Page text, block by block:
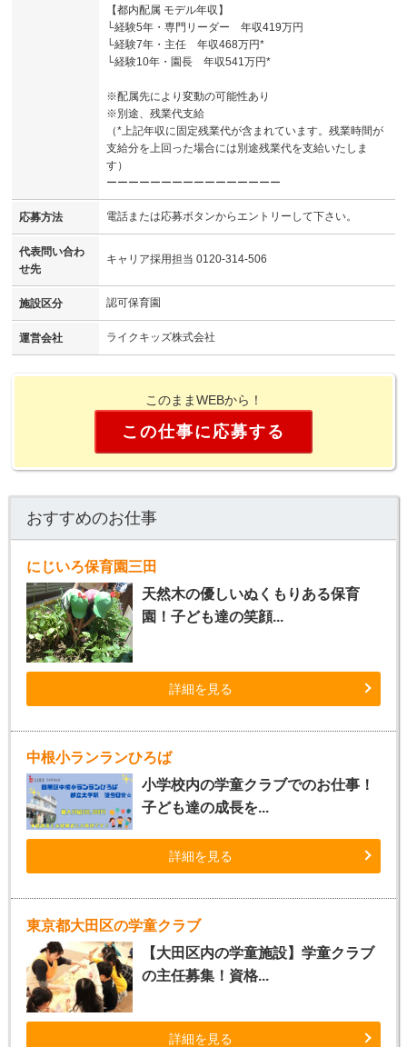
【都内配属 モデル年収】
└経験5年・専門リーダー 年収419万円
└経験7年・主任 年収468万円*
└経験10年・園長 年収541万円*
※配属先により変動の可能性あり
※別途、残業代支給
（*上記年収に固定残業代が含まれています。残業時間が
支給分を上回った場合には別途残業代を支給いたしま
す）
ーーーーーーーーーーーーーーーー
応募方法 電話または応募ボタンからエントリーして下さい。
代表問い合わ
せ先
キャリア採用担当 0120-314-506
施設区分 認可保育園
運営会社 ライクキッズ株式会社
このままWEBから！
この仕事に応募する
おすすめのお仕事
にじいろ保育園三田
天然木の優しいぬくもりある保育
園！子ども達の笑顔...
詳細を見る
中根小ランランひろば
小学校内の学童クラブでのお仕事！
子ども達の成長を...
詳細を見る
東京都大田区の学童クラブ
【大田区内の学童施設】学童クラブ
の主任募集！資格...
詳細を見る